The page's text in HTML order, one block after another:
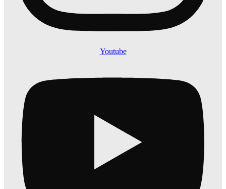
Youtube